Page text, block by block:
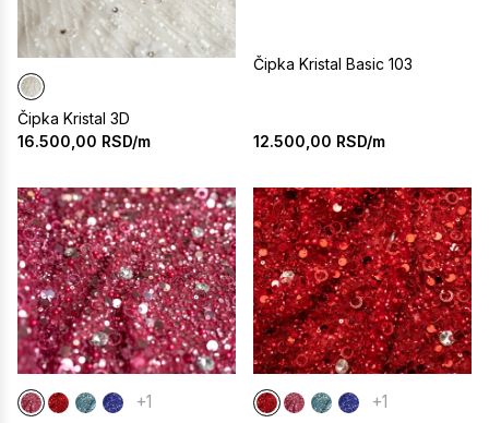
Čipka Kristal 3D
16.500,00 RSD/m
Čipka Kristal Basic 103
12.500,00 RSD/m
+1 +1